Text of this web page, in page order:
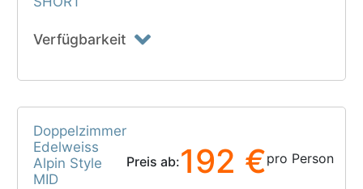
Verfügbarkeit
Doppelzimmer
Edelweiss
Alpin Style
MID
Preis ab:192 €pro Person